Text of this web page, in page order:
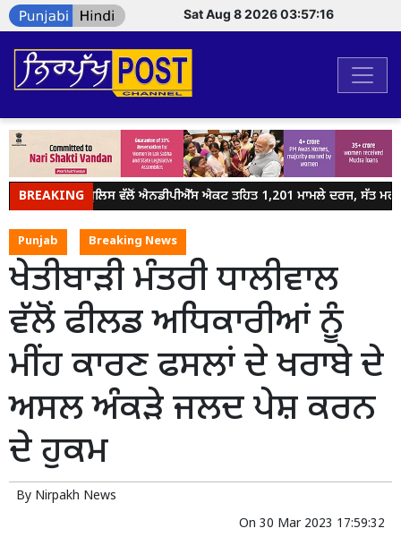
Sat Aug 8 2026 03:57:16
BREAKING
ਜਲੰਧਰ ਪੁਲਿਸ ਵੱਲੋਂ ਐਨਡੀਪੀਐੱਸ ਐਕਟ ਤਹਿਤ 1,201 ਮਾਮਲੇ ਦਰਜ, ਸੱਤ
Punjab Breaking News
ਖੇਤੀਬਾੜੀ ਮੰਤਰੀ ਧਾਲੀਵਾਲ
ਵੱਲੋਂ ਫੀਲਡ ਅਧਿਕਾਰੀਆਂ ਨੂੰ
ਮੀਂਹ ਕਾਰਣ ਫਸਲਾਂ ਦੇ ਖਰਾਬੇ ਦੇ
ਅਸਲ ਅੰਕੜੇ ਜਲਦ ਪੇਸ਼ ਕਰਨ
ਦੇ ਹੁਕਮ
By Nirpakh News
On 30 Mar 2023 17:59:32